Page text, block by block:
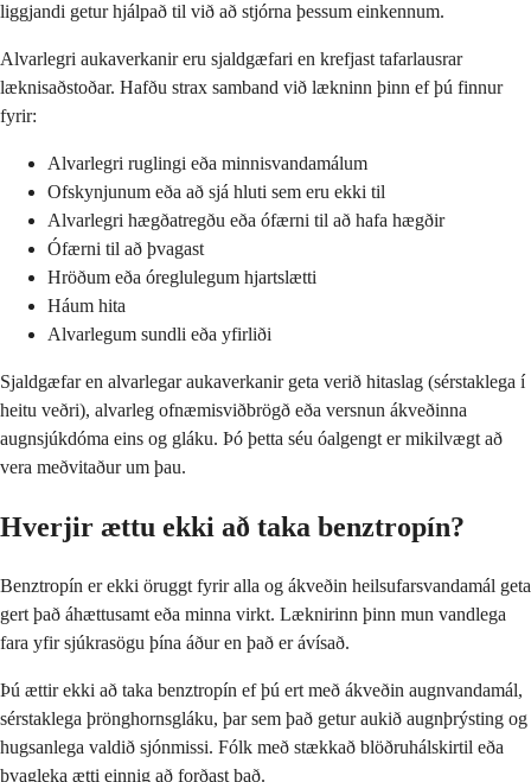
liggjandi getur hjálpað til við að stjórna þessum einkennum.
Alvarlegri aukaverkanir eru sjaldgæfari en krefjast tafarlausrar
læknisaðstoðar. Hafðu strax samband við lækninn þinn ef þú finnur
fyrir:
Alvarlegri ruglingi eða minnisvandamálum
Ofskynjunum eða að sjá hluti sem eru ekki til
Alvarlegri hægðatregðu eða ófærni til að hafa hægðir
Ófærni til að þvagast
Hröðum eða óreglulegum hjartslætti
Háum hita
Alvarlegum sundli eða yfirliði
Sjaldgæfar en alvarlegar aukaverkanir geta verið hitaslag (sérstaklega í
heitu veðri), alvarleg ofnæmisviðbrögð eða versnun ákveðinna
augnsjúkdóma eins og gláku. Þó þetta séu óalgengt er mikilvægt að
vera meðvitaður um þau.
Hverjir ættu ekki að taka benztropín?
Benztropín er ekki öruggt fyrir alla og ákveðin heilsufarsvandamál geta
gert það áhættusamt eða minna virkt. Læknirinn þinn mun vandlega
fara yfir sjúkrasögu þína áður en það er ávísað.
Þú ættir ekki að taka benztropín ef þú ert með ákveðin augnvandamál,
sérstaklega þrönghornsgláku, þar sem það getur aukið augnþrýsting og
hugsanlega valdið sjónmissi. Fólk með stækkað blöðruhálskirtil eða
þvagleka ætti einnig að forðast það.